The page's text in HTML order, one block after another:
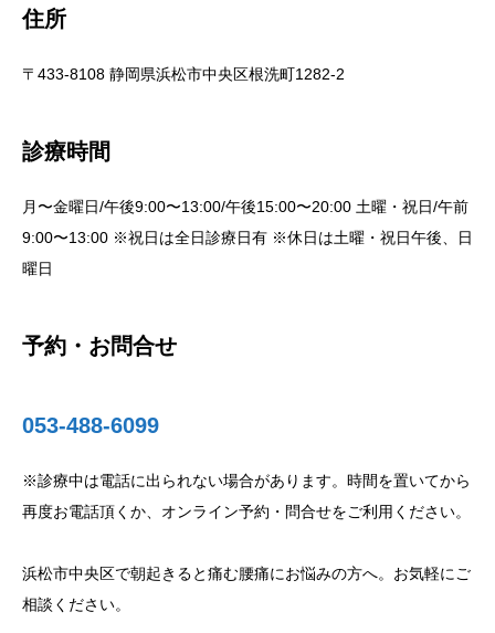
住所
〒433-8108 静岡県浜松市中央区根洗町1282-2
診療時間
月〜金曜日/午後9:00〜13:00/午後15:00〜20:00 土曜・祝日/午前
9:00〜13:00 ※祝日は全日診療日有 ※休日は土曜・祝日午後、日
曜日
予約・お問合せ
053-488-6099
※診療中は電話に出られない場合があります。時間を置いてから
再度お電話頂くか、オンライン予約・問合せをご利用ください。
浜松市中央区で朝起きると痛む腰痛にお悩みの方へ。お気軽にご
相談ください。